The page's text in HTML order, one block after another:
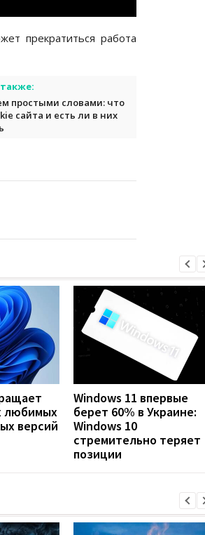
прекратиться работа
простыми словами: что
сайта и есть ли в них
любимых
версий
Windows 11 впервые
берет 60% в Украине:
Windows 10
стремительно теряет
позиции